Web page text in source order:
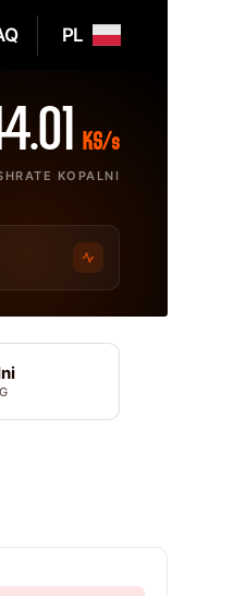
PL
KS/s
KOPALNI